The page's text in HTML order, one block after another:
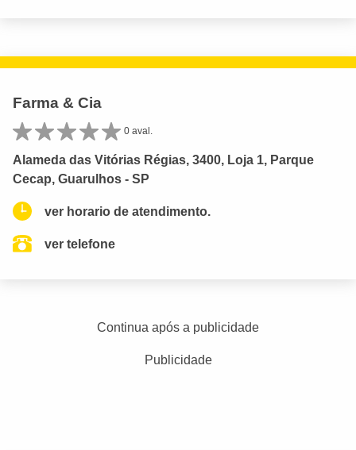
Farma & Cia
0 aval.
Alameda das Vitórias Régias, 3400, Loja 1, Parque
Cecap, Guarulhos - SP
ver horario de atendimento.
ver telefone
Continua após a publicidade
Publicidade